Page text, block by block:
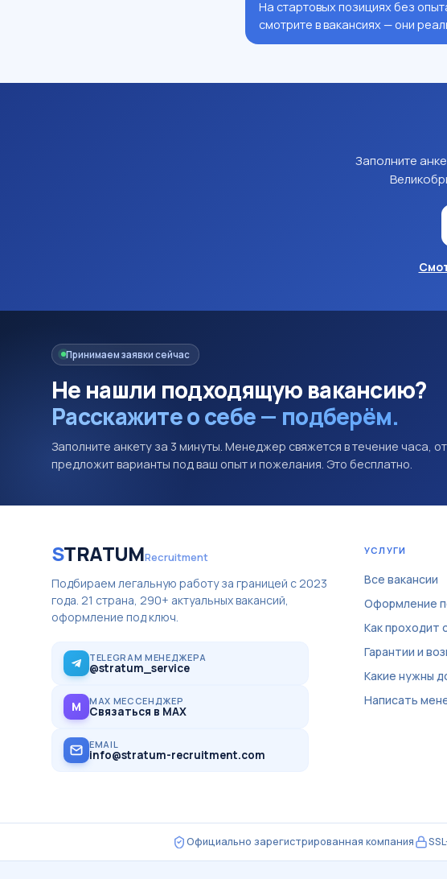
На стартовых позициях без
смотрите в вакансиях — они
Заполните
Принимаем заявки сейчас
Не нашли подходящую вакансию?
Расскажите о себе — подберём.
Заполните анкету за 3 минуты. Менеджер свяжется в течение часа,
предложит варианты под ваш опыт и пожелания. Это бесплатно.
STRATUMRecruitment
Подбираем легальную работу за границей с 2023
года. 21 страна, 290+ актуальных вакансий,
оформление под ключ.
TELEGRAM МЕНЕДЖЕРА
@stratum_service
M MAX МЕССЕНДЖЕР
Связаться в MAX
EMAIL
info@stratum-recruitment.com
УСЛУГИ
Все вакансии
Оформление
Как проходит
Гарантии и
Какие нужны
Написать
Официально зарегистрированная компания